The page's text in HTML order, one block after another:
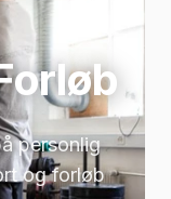
personlig
og forløb